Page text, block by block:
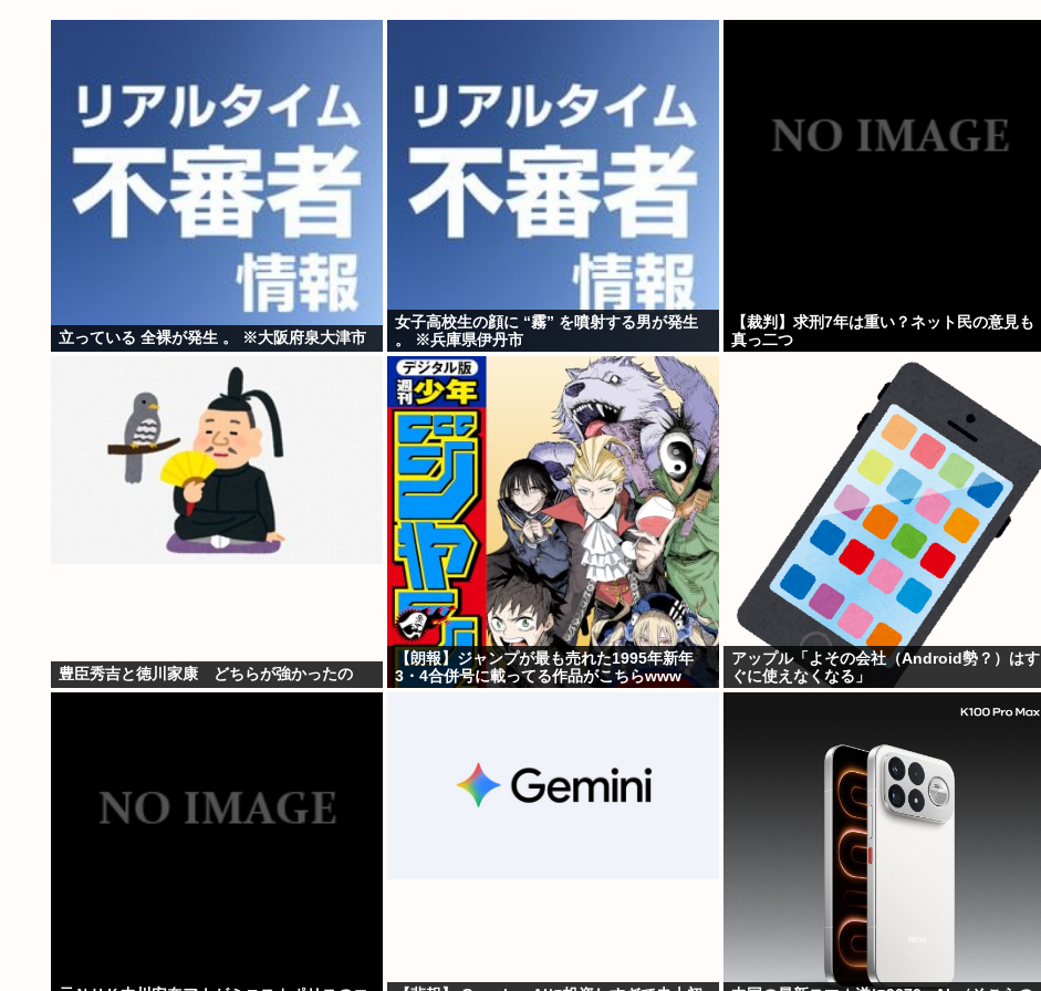
立っている 全裸が発生 。 ※大阪府泉大津市
女子高校生の顔に “霧” を噴射する男が発生
。 ※兵庫県伊丹市
【裁判】求刑7年は重い？ネット民の意見も
真っ二つ
豊臣秀吉と徳川家康 どちらが強かったの
【朗報】ジャンプが最も売れた1995年新年
3・4合併号に載ってる作品がこちらwww
アップル「よその会社（Android勢？）はす
ぐに使えなくなる」